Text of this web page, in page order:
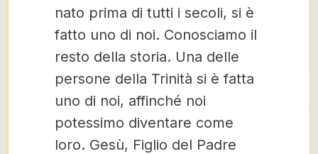
nato prima di tutti i secoli, si è
fatto uno di noi. Conosciamo il
resto della storia. Una delle
persone della Trinità si è fatta
uno di noi, affinché noi
potessimo diventare come
loro. Gesù, Figlio del Padre